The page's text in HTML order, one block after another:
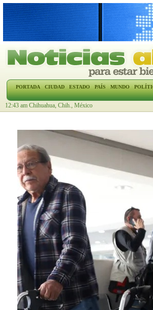
PORTADA CIUDAD ESTADO PAÍS MUNDO
12:43 am Chihuahua, Chih., México